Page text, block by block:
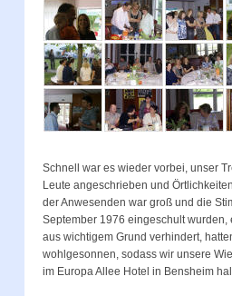
Schnell war es wieder vorbei, unser
Leute angeschrieben und
der Anwesenden war groß und die
September 1976 eingeschult
aus wichtigem Grund verhindert,
wohlgesonnen, sodass wir unsere
im Europa Allee Hotel in Bensheim